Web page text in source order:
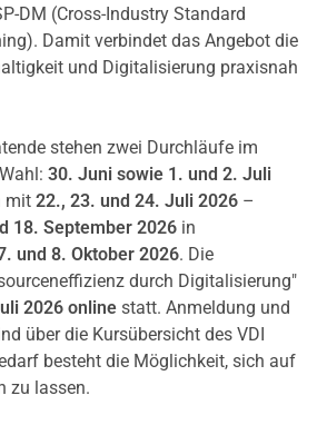
DM (Cross-Industry Standard
Damit verbindet das Angebot die
und Digitalisierung praxisnah
stehen zwei Durchläufe im
30. Juni sowie 1. und 2. Juli
mit 22., 23. und 24. Juli 2026 –
18. September 2026 in
und 8. Oktober 2026. Die
durch Digitalisierung"
2026 online statt. Anmeldung und
über die Kursübersicht des VDI
besteht die Möglichkeit, sich auf
zu lassen.